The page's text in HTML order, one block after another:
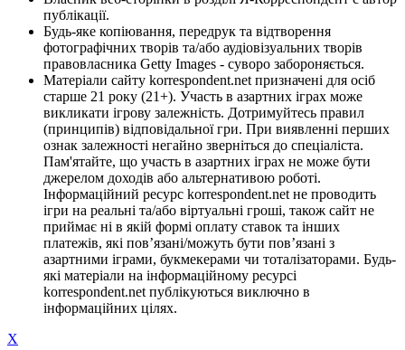
публікації.
Будь-яке копіювання, передрук та відтворення
фотографічних творів та/або аудіовізуальних творів
правовласника Getty Images - суворо забороняється.
Матеріали сайту korrespondent.net призначені для осіб
старше 21 року (21+). Участь в азартних іграх може
викликати ігрову залежність. Дотримуйтесь правил
(принципів) відповідальної гри. При виявленні перших
ознак залежності негайно зверніться до спеціаліста.
Пам'ятайте, що участь в азартних іграх не може бути
джерелом доходів або альтернативою роботі.
Інформаційний ресурс korrespondent.net не проводить
ігри на реальні та/або віртуальні гроші, також сайт не
приймає ні в якій формі оплату ставок та інших
платежів, які пов’язані/можуть бути пов’язані з
азартними іграми, букмекерами чи тоталізаторами. Будь-
які матеріали на інформаційному ресурсі
korrespondent.net публікуються виключно в
інформаційних цілях.
X